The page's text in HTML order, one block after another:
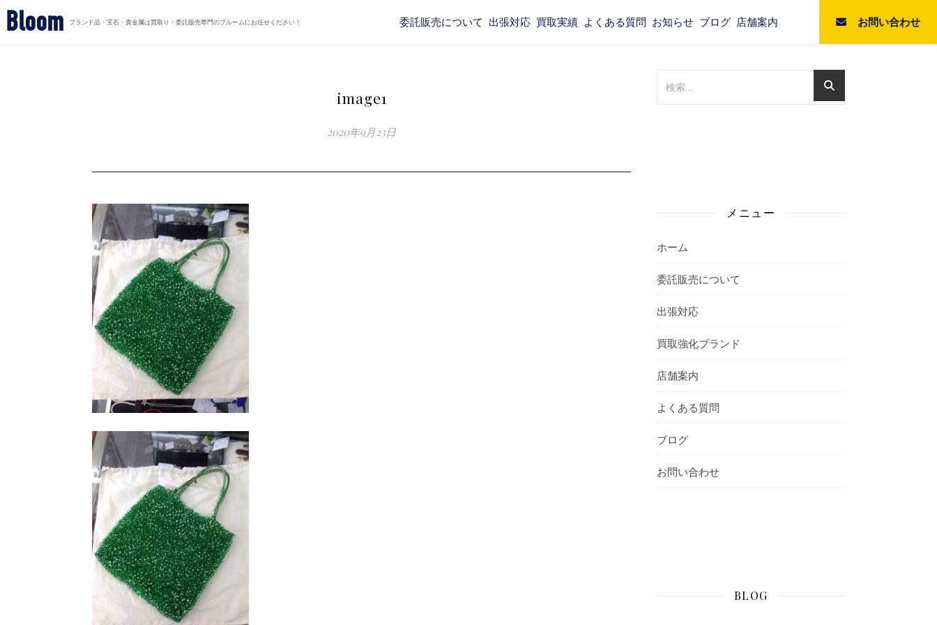
Bloom ブランド品・宝石・貴金属は買取り・委託販売専門のブルームにお任せください！ 委託販売について 出張対応 買取実績 よくある質問 お知らせ ブログ 店舗案内 お問い合わせ
image1
2020年9月23日
メニュー
ホーム
委託販売について
出張対応
買取強化ブランド
店舗案内
よくある質問
ブログ
お問い合わせ
BLOG